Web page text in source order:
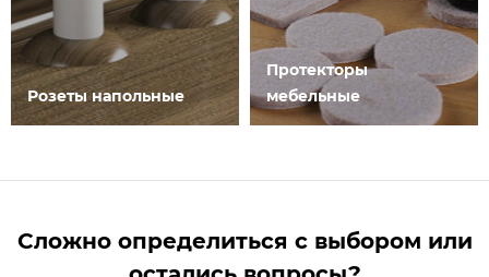
Розеты напольные
Протекторы
мебельные
Сложно определиться с выбором или